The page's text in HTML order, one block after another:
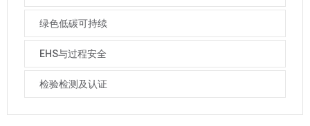
绿色低碳可持续
EHS与过程安全
检验检测及认证